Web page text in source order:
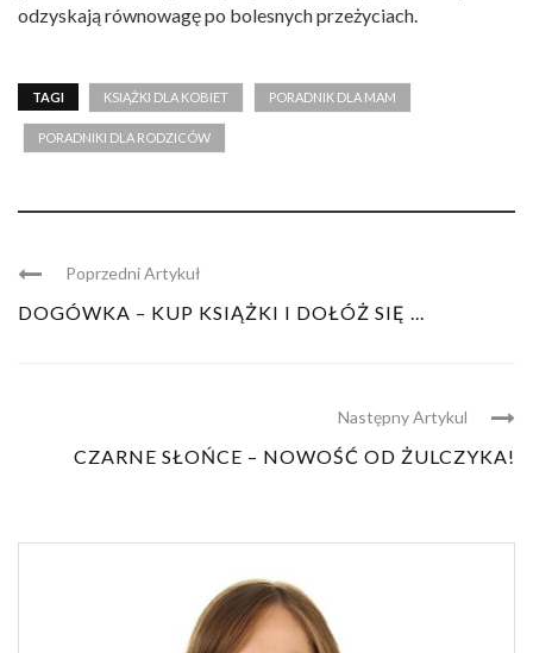
odzyskają równowagę po bolesnych przeżyciach.
TAGI KSIĄŻKI DLA KOBIET PORADNIK DLA MAM
PORADNIKI DLA RODZICÓW
Poprzedni Artykuł
DOGÓWKA – KUP KSIĄŻKI I DOŁÓŻ SIĘ ...
Następny Artykul
CZARNE SŁOŃCE – NOWOŚĆ OD ŻULCZYKA!